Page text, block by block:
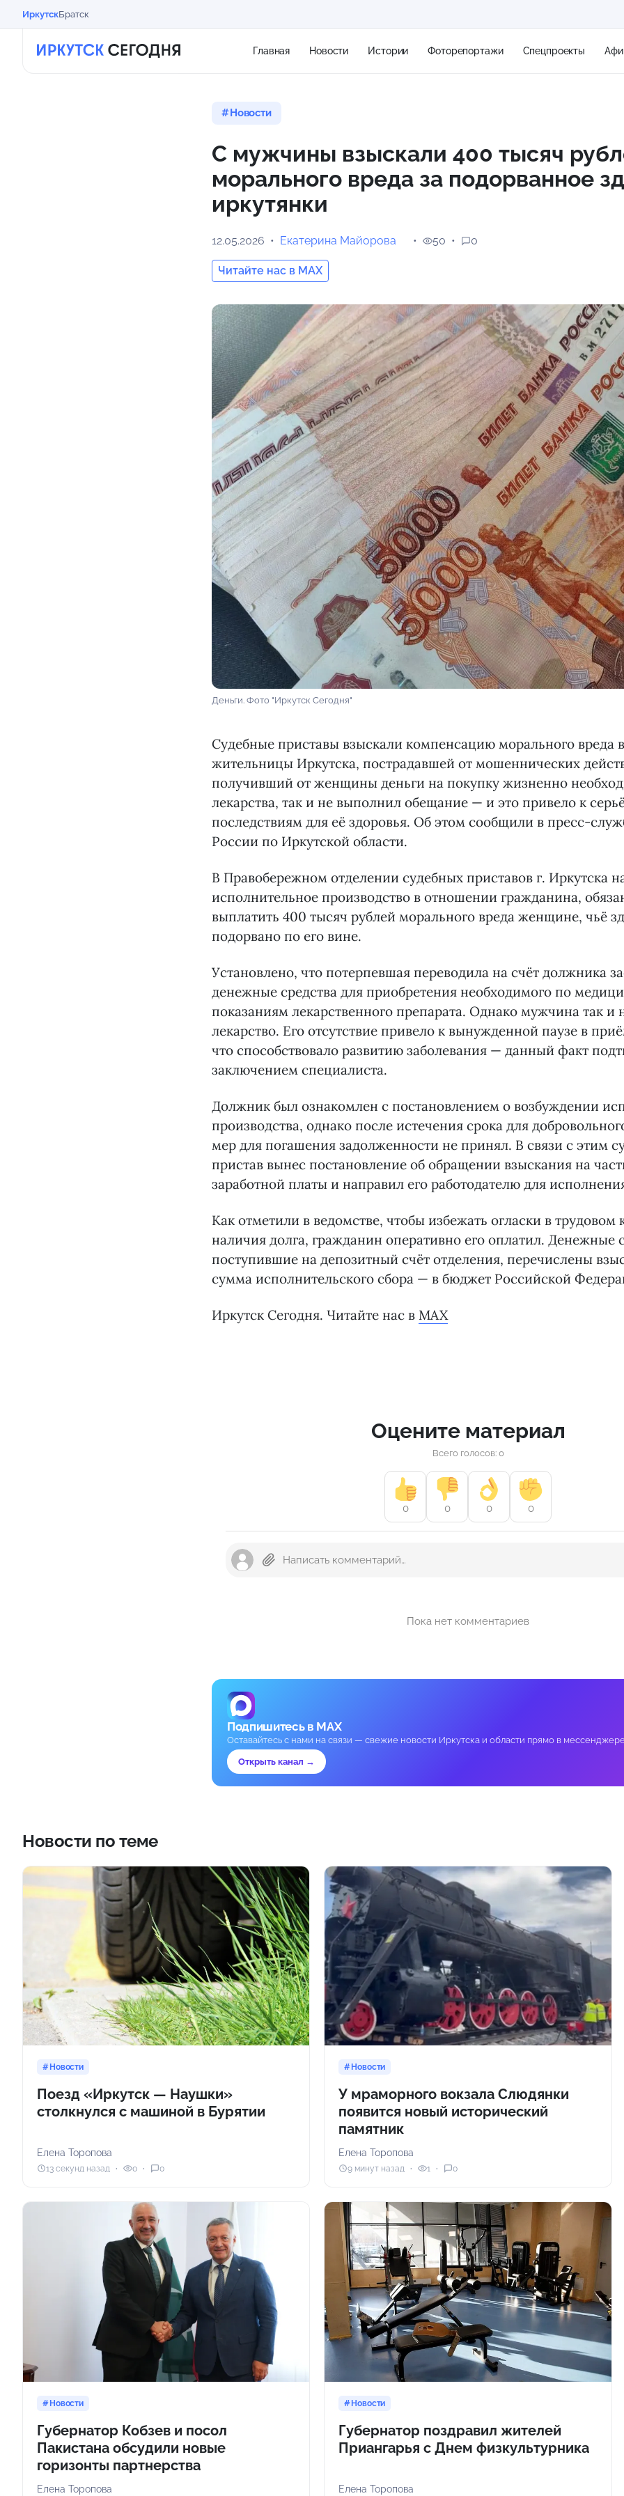
ИркутскБратск
Главная Новости Истории Фоторепортажи Спецпроекты
8 м/с
Новости
С мужчины взыскали 400 тысяч
морального вреда за подорванное
иркутянки
12.05.2026 Екатерина Майорова
Читайте нас в MAX
50 0
Деньги. Фото "Иркутск Сегодня"
Судебные приставы взыскали компенсацию морального вреда
жительницы Иркутска, пострадавшей от мошеннических
получивший от женщины деньги на покупку жизненно
лекарства, так и не выполнил обещание — и это привело к
последствиям для её здоровья. Об этом сообщили в пресс-
России по Иркутской области.
В Правобережном отделении судебных приставов г. Иркутска
исполнительное производство в отношении гражданина,
выплатить 400 тысяч рублей морального вреда женщине, чьё
подорвано по его вине.
Установлено, что потерпевшая переводила на счёт должника
денежные средства для приобретения необходимого по
показаниям лекарственного препарата. Однако мужчина так и
лекарство. Его отсутствие привело к вынужденной паузе в
что способствовало развитию заболевания — данный факт
заключением специалиста.
Должник был ознакомлен с постановлением о возбуждении
производства, однако после истечения срока для
мер для погашения задолженности не принял. В связи с этим
пристав вынес постановление об обращении взыскания на
заработной платы и направил его работодателю для
Как отметили в ведомстве, чтобы избежать огласки в трудовом
наличия долга, гражданин оперативно его оплатил. Денежные
поступившие на депозитный счёт отделения, перечислены
сумма исполнительского сбора — в бюджет Российской
Иркутск Сегодня. Читайте нас в MAX
Оцените материал
Всего голосов: 0
0 0 0 0
Пока нет комментариев
Подпишитесь в MAX
Оставайтесь с нами на связи — свежие новости Иркутска и области прямо в
Открыть канал →
Новости по теме
Новости
Поезд «Иркутск — Наушки»
столкнулся с машиной в Бурятии
Елена Торопова
13 секунд назад 0 0
Новости
У мраморного вокзала Слюдянки
появится новый исторический
памятник
Елена Торопова
9 минут назад 1 0
Новости
Губернатор Кобзев и посол
Пакистана обсудили новые
горизонты партнерства
Елена Торопова
Новости
Губернатор поздравил жителей
Приангарья с Днем физкультурника
Елена Торопова